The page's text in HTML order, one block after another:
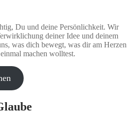
Du und deine Persönlichkeit. Wir
deiner Idee und deinem
was dich bewegt, was dir am Herzen
machen wolltest.